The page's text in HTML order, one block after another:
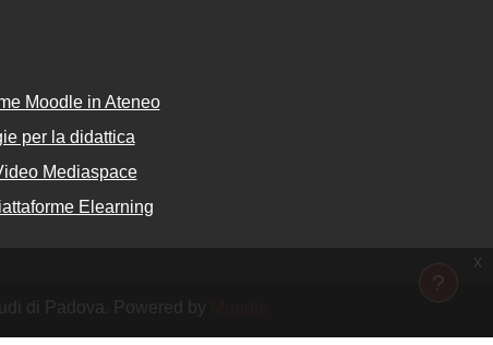
x
Moodle in Ateneo
per la didattica
Mediaspace
Elearning
di Padova. Powered by